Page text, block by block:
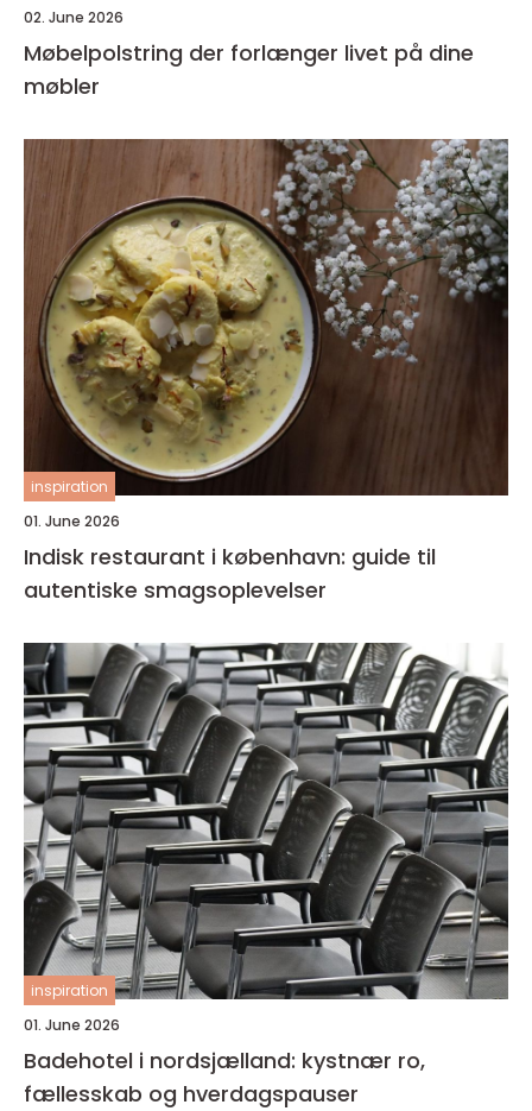
02. June 2026
Møbelpolstring der forlænger livet på dine
møbler
inspiration
01. June 2026
Indisk restaurant i københavn: guide til
autentiske smagsoplevelser
inspiration
01. June 2026
Badehotel i nordsjælland: kystnær ro,
fællesskab og hverdagspauser